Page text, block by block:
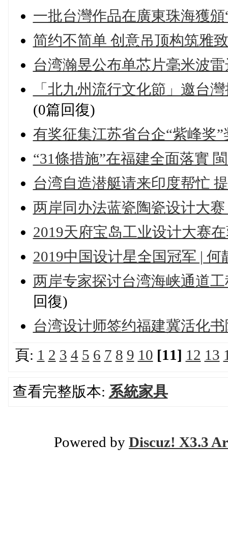
一批台灣作品在廣東珠海獲頒
简约不简单 创意吊顶构筑雅
台湾瀚昱公布单芯片毫米波
「北九州流行文化節」邀台
(0篇回復)
有奖征集江苏省台企“紫峰奖
“31條措施”在福建全面落實
台湾自造潜艇请来印度帮忙
两岸同办法蓝瓷陶瓷设计大
2019天府宝岛工业设计大赛
2019中国设计星全国冠军 |
两岸专家探讨台湾海峡通道
回復)
台湾设计师签约福建冀活化
頁: 1 2 3 4 5 6 7 8 9 10 [11] 12 13
查看完整版本: 系統家具
Powered by Discuz! X3.3